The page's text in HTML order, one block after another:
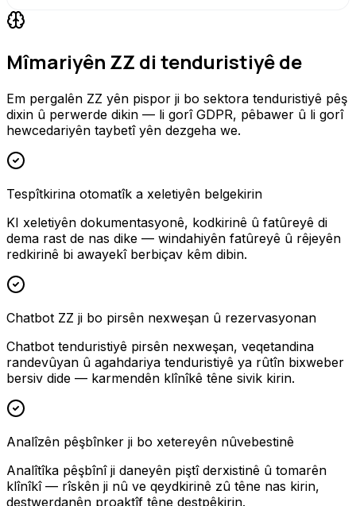
Mîmariyên ZZ di tenduristiyê de
Em pergalên ZZ yên pispor ji bo sektora tenduristiyê pêş
dixin û perwerde dikin — li gorî GDPR, pêbawer û li gorî
hewcedariyên taybetî yên dezgeha we.
Tespîtkirina otomatîk a xeletiyên belgekirin
KI xeletiyên dokumentasyonê, kodkirinê û fatûreyê di
dema rast de nas dike — windahiyên fatûreyê û rêjeyên
redkirinê bi awayekî berbiçav kêm dibin.
Chatbot ZZ ji bo pirsên nexweşan û rezervasyonan
Chatbot tenduristiyê pirsên nexweşan, veqetandina
randevûyan û agahdariya tenduristiyê ya rûtîn bixweber
bersiv dide — karmendên klînîkê têne sivik kirin.
Analîzên pêşbînker ji bo xetereyên nûvebestinê
Analîtîka pêşbînî ji daneyên piştî derxistinê û tomarên
klînîkî — rîskên ji nû ve qeydkirinê zû têne nas kirin,
destwerdanên proaktîf têne destpêkirin.